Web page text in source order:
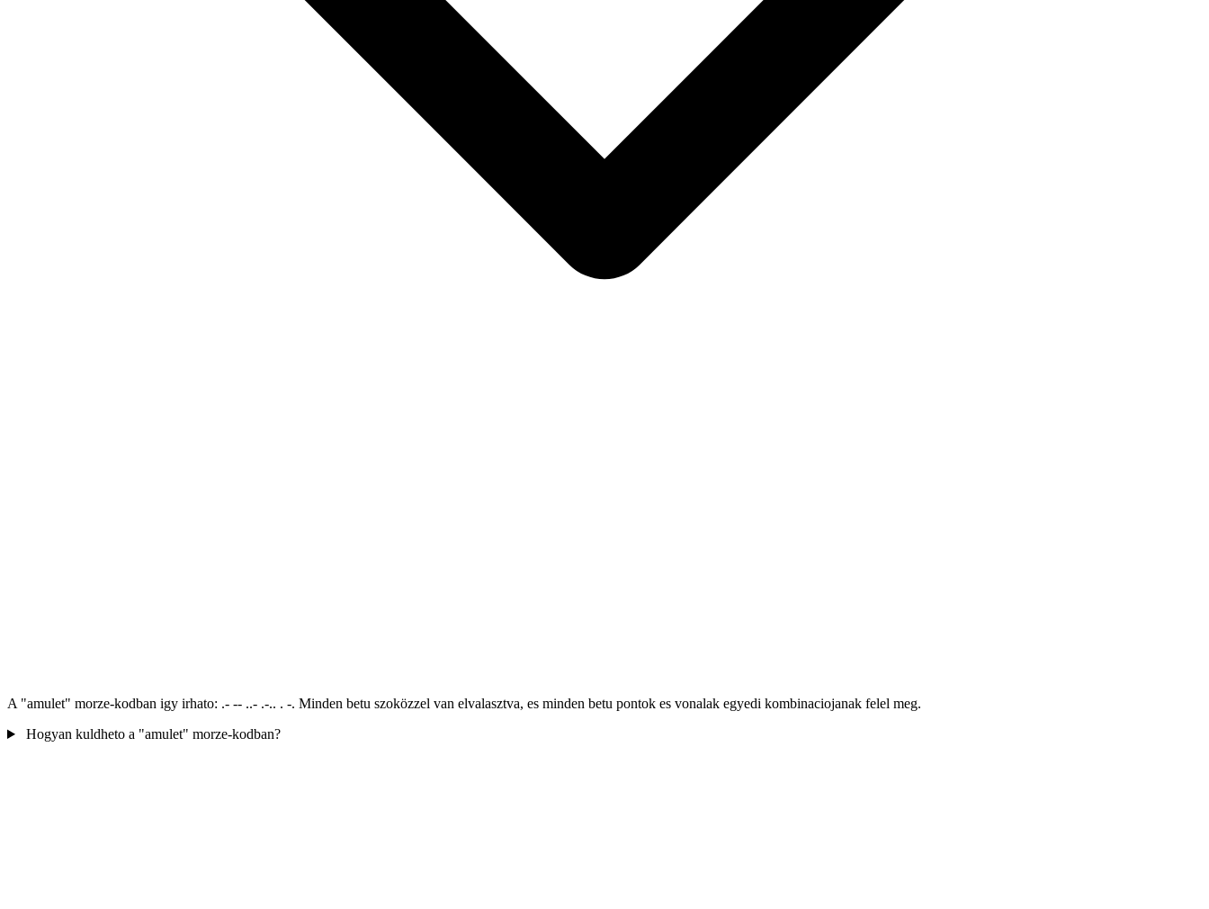
A "amulet" morze-kodban igy irhato: .- -- ..- .-.. . -. Minden betu szoközzel van elvalasztva, es minden betu pontok es vonalak egyedi kombinaciojanak felel meg.
Hogyan kuldheto a "amulet" morze-kodban?